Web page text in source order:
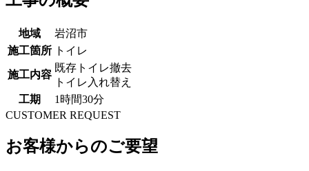
地域
岩沼市
施工箇所 トイレ
施工内容
既存トイレ撤去
トイレ入れ替え
工期
1時間30分
CUSTOMER REQUEST
お客様からのご要望